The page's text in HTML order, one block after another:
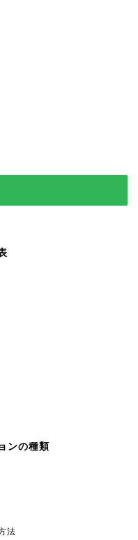
ンの種類
法